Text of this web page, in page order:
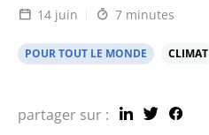
14 juin 7 minutes
POUR TOUT LE MONDE CLIMAT
partager sur :